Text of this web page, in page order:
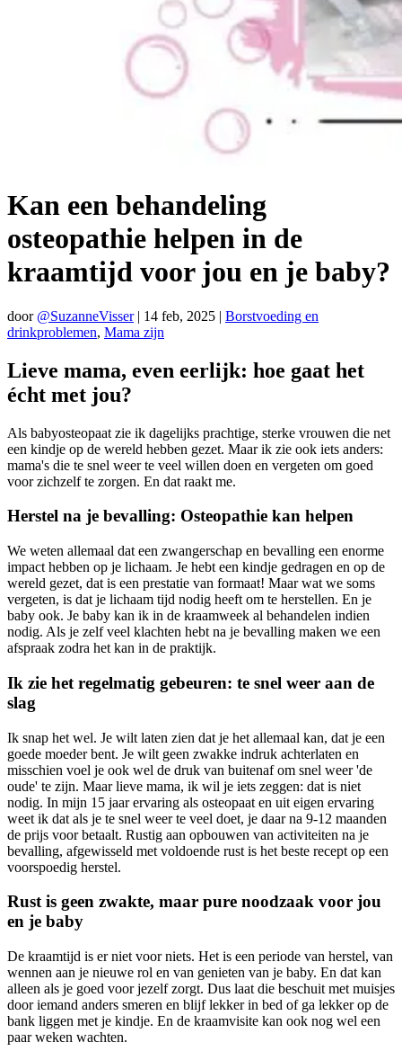
Kan een behandeling
osteopathie helpen in de
kraamtijd voor jou en je baby?
door @SuzanneVisser| 14 feb, 2025 | Borstvoeding en
drinkproblemen, Mama zijn
Lieve mama, even eerlijk: hoe gaat het
écht met jou?
Als babyosteopaat zie ik dagelijks prachtige, sterke vrouwen die net
een kindje op de wereld hebben gezet. Maar ik zie ook iets anders:
mama's die te snel weer te veel willen doen en vergeten om goed
voor zichzelf te zorgen. En dat raakt me.
Herstel na je bevalling: Osteopathie kan helpen
We weten allemaal dat een zwangerschap en bevalling een enorme
impact hebben op je lichaam. Je hebt een kindje gedragen en op de
wereld gezet, dat is een prestatie van formaat! Maar wat we soms
vergeten, is dat je lichaam tijd nodig heeft om te herstellen. En je
baby ook. Je baby kan ik in de kraamweek al behandelen indien
nodig. Als je zelf veel klachten hebt na je bevalling maken we een
afspraak zodra het kan in de praktijk.
Ik zie het regelmatig gebeuren: te snel weer aan de
slag
Ik snap het wel. Je wilt laten zien dat je het allemaal kan, dat je een
goede moeder bent. Je wilt geen zwakke indruk achterlaten en
misschien voel je ook wel de druk van buitenaf om snel weer 'de
oude' te zijn. Maar lieve mama, ik wil je iets zeggen: dat is niet
nodig. In mijn 15 jaar ervaring als osteopaat en uit eigen ervaring
weet ik dat als je te snel weer te veel doet, je daar na 9-12 maanden
de prijs voor betaalt. Rustig aan opbouwen van activiteiten na je
bevalling, afgewisseld met voldoende rust is het beste recept op een
voorspoedig herstel.
Rust is geen zwakte, maar pure noodzaak voor jou
en je baby
De kraamtijd is er niet voor niets. Het is een periode van herstel, van
wennen aan je nieuwe rol en van genieten van je baby. En dat kan
alleen als je goed voor jezelf zorgt. Dus laat die beschuit met muisjes
door iemand anders smeren en blijf lekker in bed of ga lekker op de
bank liggen met je kindje. En de kraamvisite kan ook nog wel een
paar weken wachten.